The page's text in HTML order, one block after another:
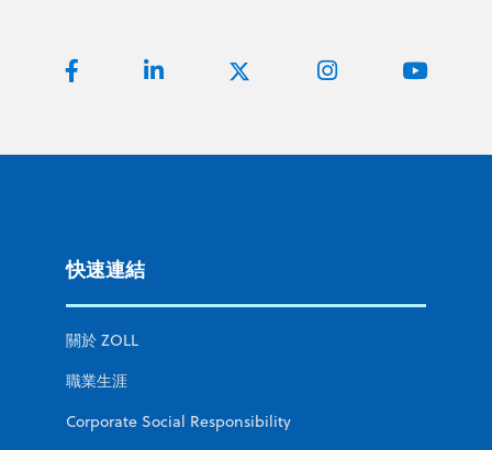
快速連結
關於 ZOLL
職業生涯
Corporate Social Responsibility